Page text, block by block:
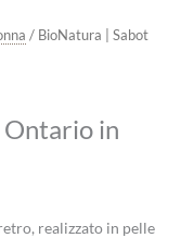
/ BioNatura | Sabot
Ontario in
realizzato in pelle